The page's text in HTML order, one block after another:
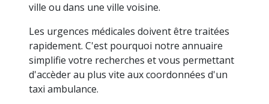
ville ou dans une ville voisine.
Les urgences médicales doivent être traitées
rapidement. C'est pourquoi notre annuaire
simplifie votre recherches et vous permettant
d'accèder au plus vite aux coordonnées d'un
taxi ambulance.